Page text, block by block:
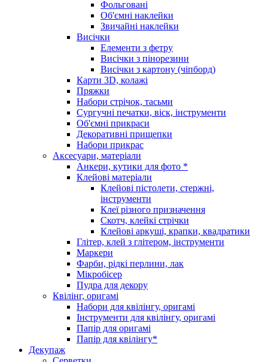
Фольговані
Об'ємні наклейки
Звичайні наклейки
Висічки
Елементи з фетру
Висічки з пінорезини
Висічки з картону (чіпборд)
Карти 3D, колажі
Пряжки
Набори стрічок, тасьми
Сургучні печатки, віск, інструменти
Об'ємні прикраси
Декоративні прищепки
Набори прикрас
Аксесуари, матеріали
Анкери, кутики для фото *
Клейові матеріали
Клейові пістолети, стержні,
інструменти
Клеї різного призначення
Скотч, клейкі стрічки
Клейові аркуші, крапки, квадратики
Глітер, клей з глітером, інструменти
Маркери
Фарби, рідкі перлини, лак
Мікробісер
Пудра для декору
Квілінг, оригамі
Набори для квілінгу, оригамі
Інструменти для квілінгу, оригамі
Папір для оригамі
Папір для квілінгу*
Декупаж